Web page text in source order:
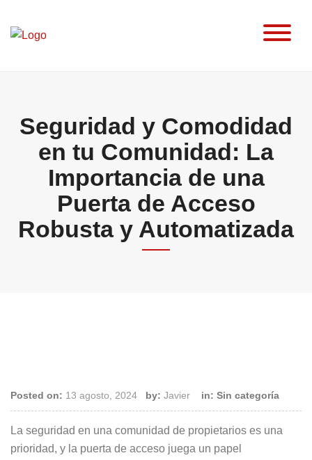
content
Seguridad y Comodidad
en tu Comunidad: La
Importancia de una
Puerta de Acceso
Robusta y Automatizada
Posted on: 13 agosto, 2024 by: Javier in: Sin categoría
La seguridad en una comunidad de propietarios es una
prioridad, y la puerta de acceso juega un papel